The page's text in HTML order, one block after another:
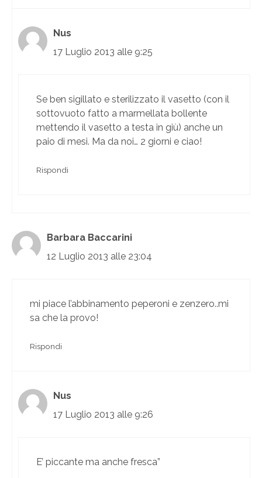
Nus
17 Luglio 2013 alle 9:25
Se ben sigillato e sterilizzato il vasetto (con il
sottovuoto fatto a marmellata bollente
mettendo il vasetto a testa in giù) anche un
paio di mesi. Ma da noi… 2 giorni e ciao!
Rispondi
Barbara Baccarini
12 Luglio 2013 alle 23:04
mi piace l’abbinamento peperoni e zenzero..mi
sa che la provo!
Rispondi
Nus
17 Luglio 2013 alle 9:26
E’ piccante ma anche fresca”